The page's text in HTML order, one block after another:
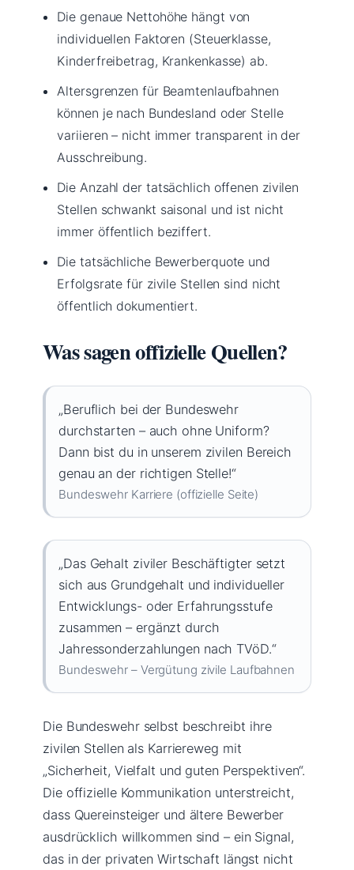
Die genaue Nettohöhe hängt von
individuellen Faktoren (Steuerklasse,
Kinderfreibetrag, Krankenkasse) ab.
Altersgrenzen für Beamtenlaufbahnen
können je nach Bundesland oder Stelle
variieren – nicht immer transparent in der
Ausschreibung.
Die Anzahl der tatsächlich offenen zivilen
Stellen schwankt saisonal und ist nicht
immer öffentlich beziffert.
Die tatsächliche Bewerberquote und
Erfolgsrate für zivile Stellen sind nicht
öffentlich dokumentiert.
Was sagen offizielle Quellen?
„Beruflich bei der Bundeswehr
durchstarten – auch ohne Uniform?
Dann bist du in unserem zivilen Bereich
genau an der richtigen Stelle!“
Bundeswehr Karriere (offizielle Seite)
„Das Gehalt ziviler Beschäftigter setzt
sich aus Grundgehalt und individueller
Entwicklungs- oder Erfahrungsstufe
zusammen – ergänzt durch
Jahressonderzahlungen nach TVöD.“
Bundeswehr – Vergütung zivile Laufbahnen
Die Bundeswehr selbst beschreibt ihre
zivilen Stellen als Karriereweg mit
„Sicherheit, Vielfalt und guten Perspektiven“.
Die offizielle Kommunikation unterstreicht,
dass Quereinsteiger und ältere Bewerber
ausdrücklich willkommen sind – ein Signal,
das in der privaten Wirtschaft längst nicht